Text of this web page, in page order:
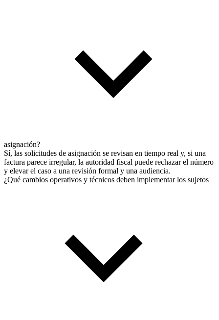
asignación?
Sí, las solicitudes de asignación se revisan en tiempo real y, si una
factura parece irregular, la autoridad fiscal puede rechazar el número
y elevar el caso a una revisión formal y una audiencia.
¿Qué cambios operativos y técnicos deben implementar los sujetos